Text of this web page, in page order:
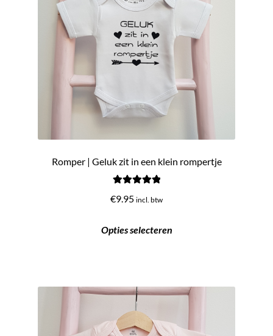
Romper | Geluk zit in een klein rompertje
€9.95 incl. btw
Opties selecteren